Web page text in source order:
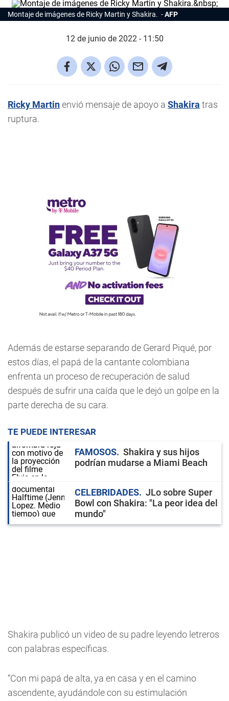
Montaje de imágenes de Ricky Martin y Shakira. AFP
12 de junio de 2022 - 11:50
Ricky Martinenvió mensaje de apoyo a Shakira tras
ruptura.
Además de estarse separando de Gerard Piqué, por
estos días, el papá de la cantante colombiana
enfrenta un proceso de recuperación de salud
después de sufrir una caída que le dejó un golpe en la
parte derecha de su cara.
TE PUEDE INTERESAR
FAMOSOS
Shakira y sus hijos
podrían mudarse a Miami Beach
CELEBRIDADES
JLo sobre Super
Bowl con Shakira: "La peor idea del
mundo"
Shakira publicó un video de su padre leyendo letreros
con palabras específicas.
“Con mi papá de alta, ya en casa y en el camino
ascendente, ayudándole con su estimulación